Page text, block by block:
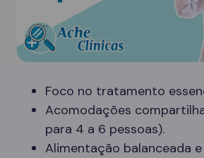
Foco no tratamento
Acomodações
para 4 a 6 pessoas).
Alimentação balanceada